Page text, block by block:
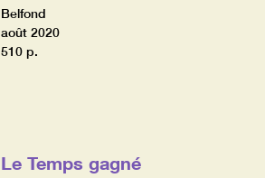
Belfond
août 2020
510 p.
Le Temps gagné